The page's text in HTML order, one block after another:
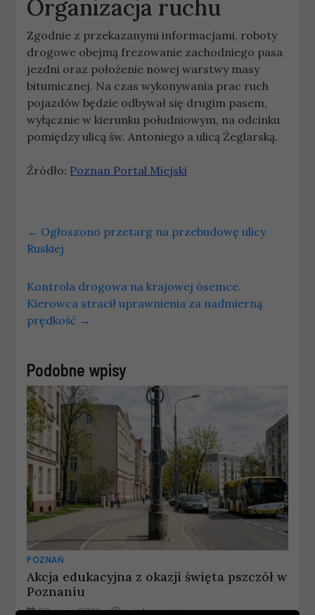
Organizacja ruchu
Zgodnie z przekazanymi informacjami, roboty
drogowe obejmą frezowanie zachodniego pasa
jezdni oraz położenie nowej warstwy masy
bitumicznej. Na czas wykonywania prac ruch
pojazdów będzie odbywał się drugim pasem,
wyłącznie w kierunku południowym, na odcinku
pomiędzy ulicą św. Antoniego a ulicą Żeglarską.
Źródło: Poznan Portal Miejski
← Ogłoszono przetarg na przebudowę ulicy
Ruskiej
Kontrola drogowa na krajowej ósemce.
Kierowca stracił uprawnienia za nadmierną
prędkość →
Podobne wpisy
POZNAŃ
Akcja edukacyjna z okazji święta pszczół w
Poznaniu
20 maja, 2026 wiadomosci